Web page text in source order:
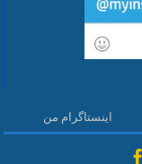
اینستاگرام من